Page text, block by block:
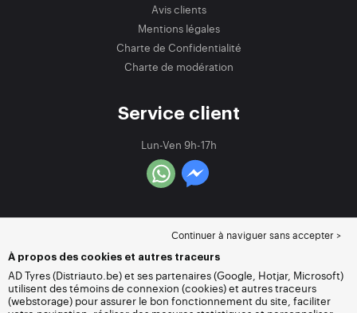
Avis clients
Mentions légales
Charte de Confidentialité
Charte de modération
Service client
Lun-Ven 9h-17h
Continuer à naviguer sans accepter >
À propos des cookies et autres traceurs
AD Tyres (Distriauto.be) et ses partenaires (Google, Hotjar, Microsoft)
utilisent des témoins de connexion (cookies) et autres traceurs
(webstorage) pour assurer le bon fonctionnement du site, faciliter